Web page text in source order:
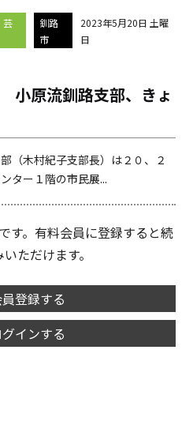
芸
釧路
市
2023年5月20日 土曜
日
小原流釧路支部、きょ
（木村紀子支部長）は２０、２
ター１階の市民展...
す。有料会員に登録すると続
ただけます。
登録する
グインする